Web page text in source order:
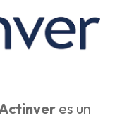
es un